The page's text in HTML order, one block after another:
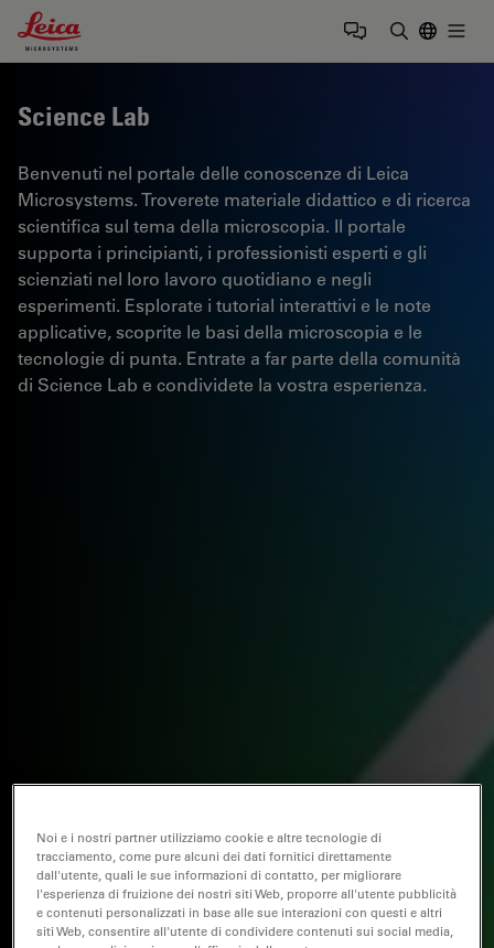
Leica Microsystems Logo
Science Lab
Benvenuti nel portale delle conoscenze di Leica
Microsystems. Troverete materiale didattico e di ricerca
scientifica sul tema della microscopia. Il portale
supporta i principianti, i professionisti esperti e gli
scienziati nel loro lavoro quotidiano e negli
esperimenti. Esplorate i tutorial interattivi e le note
applicative, scoprite le basi della microscopia e le
tecnologie di punta. Entrate a far parte della comunità
di Science Lab e condividete la vostra esperienza.
Noi e i nostri partner utilizziamo cookie e altre tecnologie di
tracciamento, come pure alcuni dei dati fornitici direttamente
dall'utente, quali le sue informazioni di contatto, per migliorare
l'esperienza di fruizione dei nostri siti Web, proporre all'utente pubblicità
e contenuti personalizzati in base alle sue interazioni con questi e altri
siti Web, consentire all'utente di condividere contenuti sui social media,